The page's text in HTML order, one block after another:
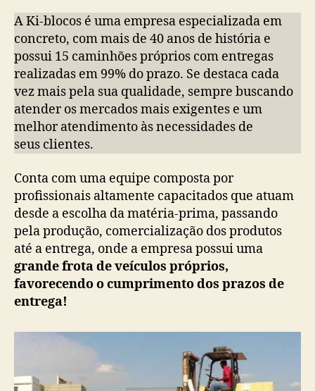
A Ki-blocos é uma empresa especializada em
concreto, com mais de 40 anos de história e
possui 15 caminhões próprios com entregas
realizadas em 99% do prazo. Se destaca cada
vez mais pela sua qualidade, sempre buscando
atender os mercados mais exigentes e um
melhor atendimento às necessidades de
seus clientes.
Conta com uma equipe composta por
profissionais altamente capacitados que atuam
desde a escolha da matéria-prima, passando
pela produção, comercialização dos produtos
até a entrega, onde a empresa possui uma
grande frota de veículos próprios,
favorecendo o cumprimento dos prazos de
entrega!